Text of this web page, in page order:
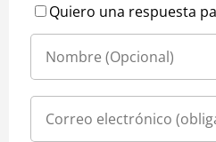
Quiero una respuesta